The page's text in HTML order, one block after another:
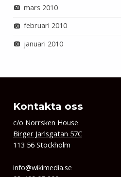
mars 2010
februari 2010
januari 2010
Kontakta oss
c/o Norrsken House
Birger Jarlsgatan 57C
113 56 Stockholm
info@wikimedia.se